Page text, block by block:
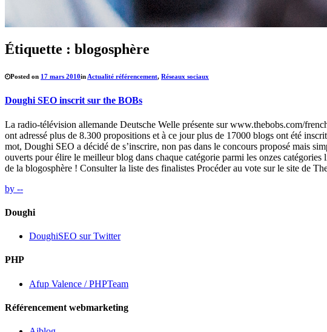
Étiquette : blogosphère
Posted on 17 mars 2010inActualité référencement, Réseaux sociaux
Doughi SEO inscrit sur the BOBs
La radio-télévision allemande Deutsche Welle présente sur www.thebobs.com/
ont adressé plus de 8.300 propositions et à ce jour plus de 17000 blogs ont été
mot, Doughi SEO a décidé de s’inscrire, non pas dans le concours proposé mais
ouverts pour élire le meilleur blog dans chaque catégorie parmi les onzes
de la blogosphère ! Consulter la liste des finalistes Procéder au vote sur le site de
by --
Doughi
DoughiSEO sur Twitter
PHP
Afup Valence / PHPTeam
Référencement webmarketing